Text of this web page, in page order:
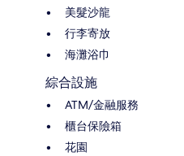
美髮沙龍
行李寄放
海灘浴巾
綜合設施
ATM/金融服務
櫃台保險箱
花園